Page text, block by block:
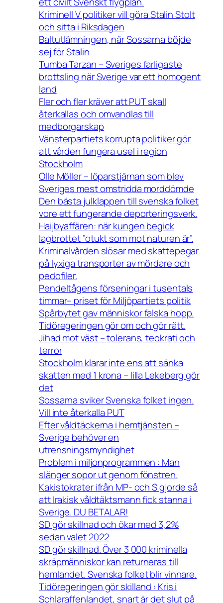
Kriminell V politiker vill göra Stalin Stolt
och sitta i Riksdagen
Baltutlämningen, när Sossarna böjde
sej för Stalin
Tumba Tarzan – Sveriges farligaste
brottsling när Sverige var ett homogent
land
Fler och fler kräver att PUT skall
återkallas och omvandlas till
medborgarskap
Vänsterpartiets korrupta politiker gör
att vården fungera usel i region
Stockholm
Olle Möller – löparstjärnan som blev
Sveriges mest omstridda morddömde
Den bästa julklappen till svenska folket
vore ett fungerande deporteringsverk.
Haijbyaffären: när kungen begick
lagbrottet ”otukt som mot naturen är”.
Kriminalvården slösar med skattepegar
på lyxiga transporter av mördare och
pedofiler.
Pendeltågens förseningar i tusentals
timmar– priset för Miljöpartiets politik
Spårbytet gav människor falska hopp.
Tidöregeringen gör om och gör rätt.
Jihad mot väst – tolerans, teokrati och
terror
Stockholm klarar inte ens att sänka
skatten med 1 krona – lilla Lekeberg gör
det
Sossarna sviker Svenska folket ingen.
Vill inte återkalla PUT
Efter våldtäckerna i hemtjänsten –
Sverige behöver en
utrensningsmyndighet
Problem i miljonprogrammen : Man
slänger sopor ut genom fönstren.
Kakistokrater ifrån MP- och S gjorde så
att Irakisk våldtäktsmann fick stanna i
Sverige. DU BETALAR!
SD gör skillnad och ökar med 3,2%
sedan valet 2022
SD gör skillnad. Över 3 000 kriminella
skräpmänniskor kan returneras till
hemlandet. Svenska folket blir vinnare.
Tidöregeringen gör skilland : Kris i
Schlaraffenlandet, snart är det slut på